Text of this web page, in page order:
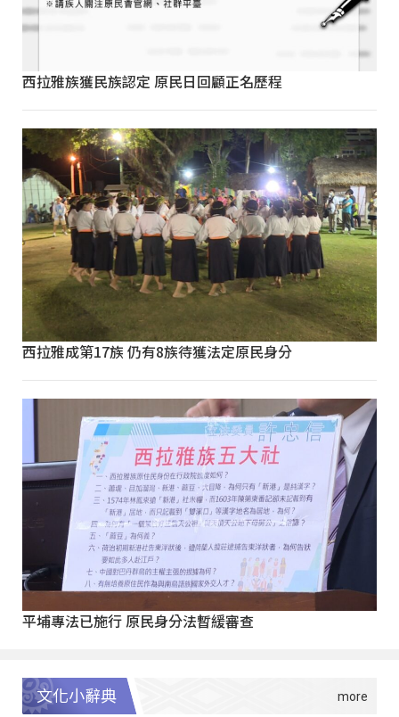
西拉雅族獲民族認定 原民日回顧正名歷程
西拉雅成第17族 仍有8族待獲法定原民身分
平埔專法已施行 原民身分法暫緩審查
文化小辭典